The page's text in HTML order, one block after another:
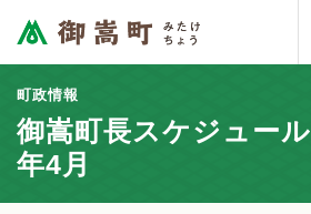
町政情報
御嵩町長スケジュー
年4月